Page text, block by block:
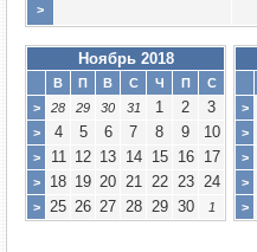
>
Ноябрь 2018
В П В С Ч П
С
>
28 29 30 31 1 2 3
> 4 5 6 7 8 9 10
> 11 12 13 14 15 16 17
> 18 19 20 21 22 23 24
> 25 26 27 28 29 30 1
>
>
>
>
>